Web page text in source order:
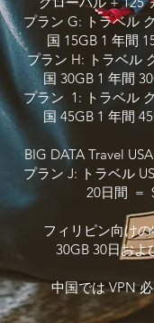
プラン G: トラベル
国 15GB 1 年間
プラン H: トラベル
国 30GB 1 年間
プラン 1: トラベル
国 45GB 1 年間
BIG DATA Travel
プラン J: トラベル
20日間 =
フィリピン向け
30GB 30日およ
中国では VPN